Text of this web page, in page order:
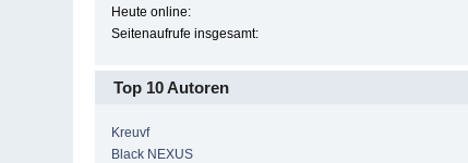
Heute online:
Seitenaufrufe insgesamt:
Top 10 Autoren
Kreuvf
Black NEXUS